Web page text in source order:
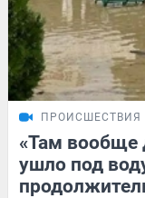
ПРОИСШЕСТВИЯ
«Там вообще
ушло под